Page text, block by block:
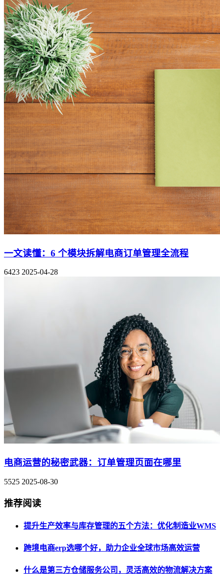
一文读懂：6 个模块拆解电商订单管理全流程
6423 2025-04-28
电商运营的秘密武器：订单管理页面在哪里
5525 2025-08-30
推荐阅读
提升生产效率与库存管理的五个方法：优化制造业WMS
跨境电商erp选哪个好，助力企业全球市场高效运营
什么是第三方仓储服务公司，灵活高效的物流解决方案